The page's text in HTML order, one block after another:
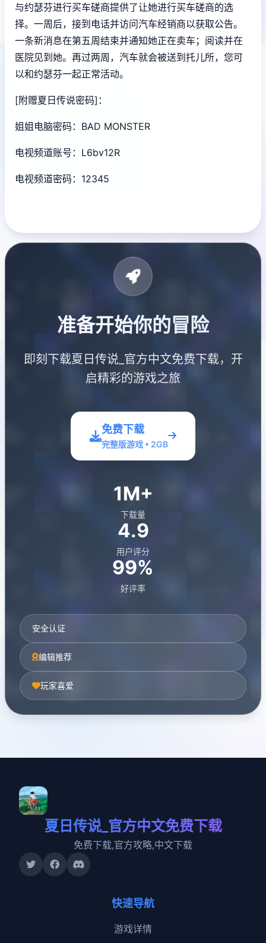
与约瑟芬进行买车磋商提供了让她进行买车磋商的选
择。一周后，接到电话并访问汽车经销商以获取公告。
一条新消息在第五周结束并通知她正在卖车；阅读并在
医院见到她。再过两周，汽车就会被送到托儿所，您可
以和约瑟芬一起正常活动。
[附赠夏日传说密码]：
姐姐电脑密码：BAD MONSTER
电视频道账号：L6bv12R
电视频道密码：12345
准备开始你的冒险
即刻下载夏日传说_官方中文免费下载，开
启精彩的游戏之旅
免费下载
完整版游戏 • 2GB
1M+
下载量
4.9
用户评分
99%
好评率
安全认证
编辑推荐
玩家喜爱
夏日传说_官方中文免费下载
免费下载,官方攻略,中文下载
快速导航
游戏详情